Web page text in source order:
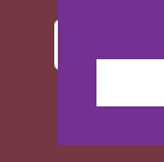
נוכחות